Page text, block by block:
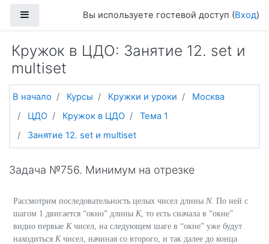
Боковая панельВы используете гостевой доступ (Вход)
Кружок в ЦДО: Занятие 12. set и
multiset
В начало Курсы Кружки и уроки
Москва
ЦДО
Кружок в ЦДО
Тема 1
Занятие 12. set и multiset
Задача №756. Минимум на отрезке
Рассмотрим последовательность целых чисел длины N. По ней с
шагом 1 двигается “окно” длины K, то есть сначала в “окне”
видно первые Kчисел, на следующем шаге в “окне” уже будут
находиться Kчисел, начиная со второго, и так далее до конца